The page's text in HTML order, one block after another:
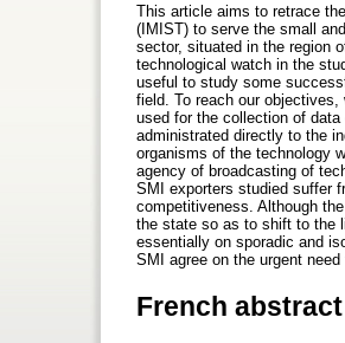
This article aims to retrace
(IMIST) to serve the small
sector, situated in the region
technological watch in the
useful to study some
field. To reach our
used for the collection of
administrated directly to the
organisms of the technology
agency of broadcasting of
SMI exporters studied suffer
competitiveness. Although
the state so as to shift to the
essentially on sporadic and
SMI agree on the urgent
French abstract